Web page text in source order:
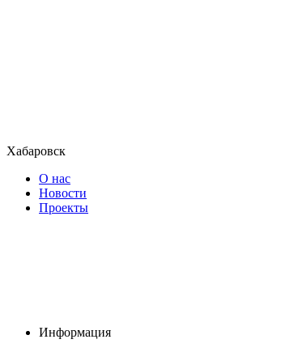
Хабаровск
О нас
Новости
Проекты
Информация